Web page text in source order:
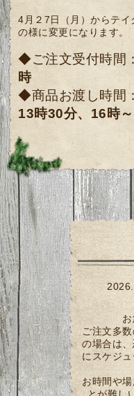
4月２7日（月）からテ
の様に変更になります。
◆ご注文受付時
時
◆商品お渡し時間
13時30分、16時
ご注文多
の場合は
にスケジ
お時間や